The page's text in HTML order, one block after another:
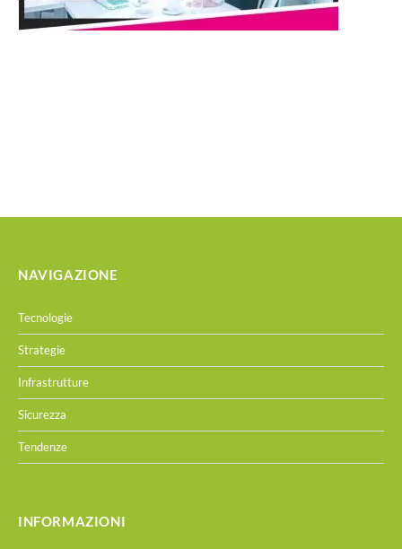
NAVIGAZIONE
Tecnologie
Strategie
Infrastrutture
Sicurezza
Tendenze
INFORMAZIONI